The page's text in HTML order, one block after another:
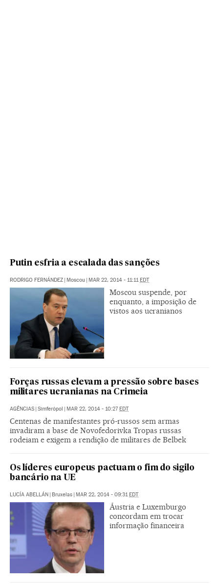
Putin esfria a escalada das sanções
RODRIGO FERNÁNDEZ | Moscou | MAR 22, 2014 - 11:11EDT
Moscou suspende, por
enquanto, a imposição de
vistos aos ucranianos
Forças russas elevam a pressão sobre bases
militares ucranianas na Crimeia
AGÊNCIAS | Simferópol | MAR 22, 2014 - 10:27EDT
Centenas de manifestantes pró-russos sem armas
invadiram a base de Novofedorivka Tropas russas
rodeiam e exigem a rendição de militares de Belbek
Os líderes europeus pactuam o fim do sigilo
bancário na UE
LUCÍA ABELLÁN | Bruxelas | MAR 22, 2014 - 09:31EDT
Áustria e Luxemburgo
concordam em trocar
informação financeira